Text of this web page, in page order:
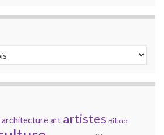
architectureart artistes Bilbao